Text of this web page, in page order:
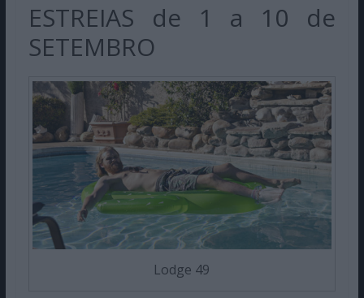
ESTREIAS de 1 a 10 de
SETEMBRO
Lodge 49